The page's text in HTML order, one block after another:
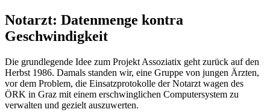
Notarzt: Datenmenge kontra
Geschwindigkeit
Die grundlegende Idee zum Projekt Assoziatix geht zurück auf den
Herbst 1986. Damals standen wir, eine Gruppe von jungen Ärzten,
vor dem Problem, die Einsatzprotokolle der Notarzt wagen des
ÖRK in Graz mit einem erschwinglichen Computersystem zu
verwalten und gezielt auszuwerten.